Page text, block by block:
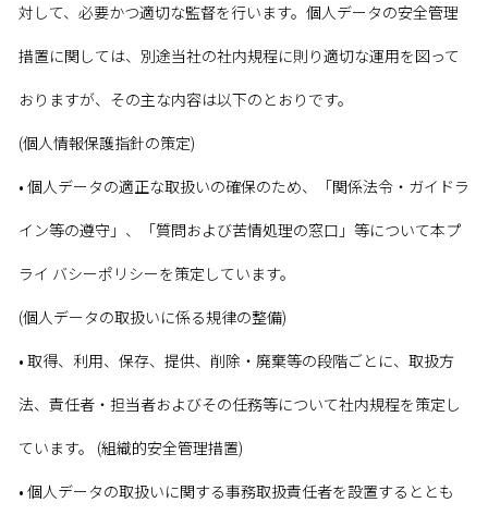
対して、必要かつ適切な監督を行います。個人データの安全管理
措置に関しては、別途当社の社内規程に則り適切な運用を図って
おりますが、その主な内容は以下のとおりです。
(個人情報保護指針の策定)
• 個人データの適正な取扱いの確保のため、「関係法令・ガイドラ
イン等の遵守」、「質問および苦情処理の窓口」等について本プ
ライ バシーポリシーを策定しています。
(個人データの取扱いに係る規律の整備)
• 取得、利用、保存、提供、削除・廃棄等の段階ごとに、取扱方
法、責任者・担当者およびその任務等について社内規程を策定し
ています。 (組織的安全管理措置)
• 個人データの取扱いに関する事務取扱責任者を設置するととも